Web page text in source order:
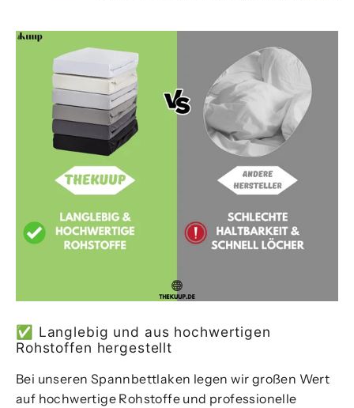
✅ Langlebig und aus hochwertigen
Rohstoffen hergestellt
Bei unseren Spannbettlaken legen wir großen Wert
auf hochwertige Rohstoffe und professionelle